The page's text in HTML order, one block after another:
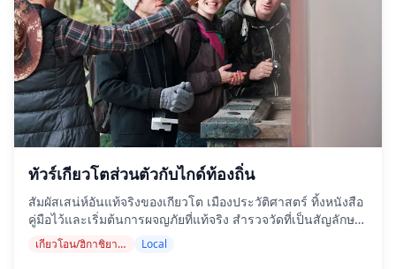
(https://assets.hldycdn.com/experiences/
![]
(https://assets.hldycdn.com/experiences/
![]
(https://assets.hldycdn.com/experiences/
![]
(https://assets.hldycdn.com/experiences/
![]
(https://assets.hldycdn.com/experiences/
![]
(https://assets.hldycdn.com/experiences/
ไกด์ของคุณ ◆รวมอยู่ในราคา ・อาหารเย็นคอร์สเต็มพร้อมของ
หวาน ・เครื่องดื่ม 3 แก้ว (มีตัวเลือกแอลกอฮอล์และไม่มี
แอลกอฮอล์) ・รูปถ่ายทัวร์ ・สามชั่วโมงกับไกด์ท้องถิ่น ・เมนู
มังสวิรัติมีให้เฉพาะเมื่อขอเท่านั้น (ไม่มีตัวเลือกวีแกนและปลอด
กลูเตน) ◆ไม่รวมในราคา ・รายการที่ไม่รวมข้างต้น
◆กำหนดการ ・Gion Shirakawa (ผ่าน): สำรวจพื้นที่ชิราคาวะที่
งดงาม ・Gion: Stop at a traditional restaurant offering
Kyoto's local cuisine, such as obanzai (Kyoto-style
vegetable plate). ระยะเวลา: 1 hour • รวมค่าเข้าชม ・
Pontocho District: ที่จุดหยุดที่สองบนถนนปงโตโช ลิ้มรสเสียบ
ไม้หลากหลายชนิด ระยะเวลา: 1 hour • รวมค่าเข้าชม ・
Kawaramachidori: จบด้วยประสบการณ์บาร์สาเกแบบยืน โดย
มีเครื่องดื่มอนแอลกอฮอล์ให้บริการด้วย ระยะเวลา: 1 hour •
เข้าฟรี ・Kamogawa River (ผ่าน): Enjoy views of the Kamo
ทัวร์เกียวโตส่วนตัวกับไกด์ท้องถิ่น
สัมผัสเสน่ห์อันแท้จริงของเกียวโต เมืองประวัติศาสตร์ ทิ้งหนังสือ
คู่มือไว้และเริ่มต้นการผจญภัยที่แท้จริง สำรวจวัดที่เป็นสัญลักษณ์
และย่านวัฒนธรรม ค้นพบย่านที่มีชีวิตชีวา อัญมณีที่ซ่อนอยู่ และ
เกียวโอน/ฮิกาชิยามะ (วัดคิโยมิซุ, ศาลเจ้ายาซากะ, ศาลเจ้าเฮอัน) Local